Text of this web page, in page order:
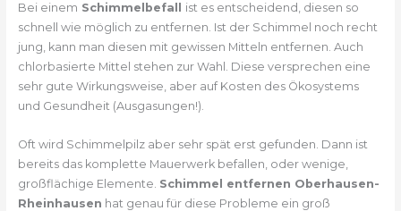
Bei einem Schimmelbefall ist es entscheidend, diesen so
schnell wie möglich zu entfernen. Ist der Schimmel noch recht
jung, kann man diesen mit gewissen Mitteln entfernen. Auch
chlorbasierte Mittel stehen zur Wahl. Diese versprechen eine
sehr gute Wirkungsweise, aber auf Kosten des Ökosystems
und Gesundheit (Ausgasungen!).
Oft wird Schimmelpilz aber sehr spät erst gefunden. Dann ist
bereits das komplette Mauerwerk befallen, oder wenige,
großflächige Elemente. Schimmel entfernen Oberhausen-
Rheinhausen hat genau für diese Probleme ein groß